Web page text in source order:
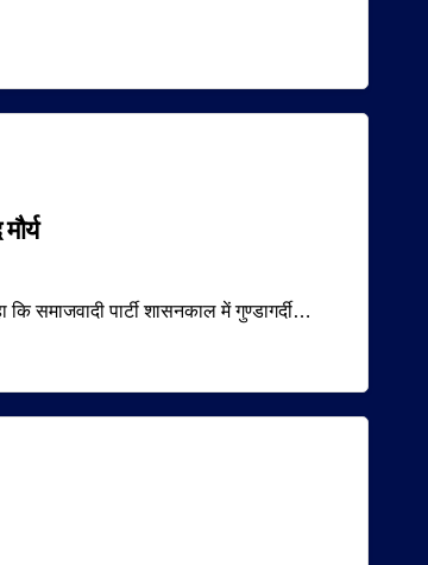
समाजवादी पार्टी शासनकाल में गुण्डागर्दी…